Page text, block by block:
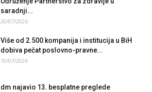
saradnji...
20/07/2026
Više od 2.500 kompanija i institucija u BiH
dobiva pečat poslovno-pravne...
10/07/2026
dm najavio 13. besplatne preglede